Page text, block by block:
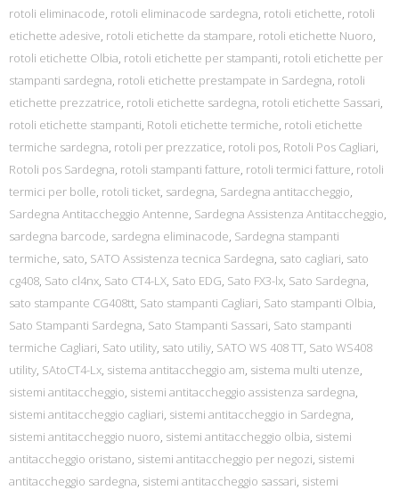
rotoli eliminacode, rotoli eliminacode sardegna, rotoli etichette, rotoli
etichette adesive, rotoli etichette da stampare, rotoli etichette Nuoro,
rotoli etichette Olbia, rotoli etichette per stampanti, rotoli etichette per
stampanti sardegna, rotoli etichette prestampate in Sardegna, rotoli
etichette prezzatrice, rotoli etichette sardegna, rotoli etichette Sassari,
rotoli etichette stampanti, Rotoli etichette termiche, rotoli etichette
termiche sardegna, rotoli per prezzatice, rotoli pos, Rotoli Pos Cagliari,
Rotoli pos Sardegna, rotoli stampanti fatture, rotoli termici fatture, rotoli
termici per bolle, rotoli ticket, sardegna, Sardegna antitaccheggio,
Sardegna Antitaccheggio Antenne, Sardegna Assistenza Antitaccheggio,
sardegna barcode, sardegna eliminacode, Sardegna stampanti
termiche, sato, SATO Assistenza tecnica Sardegna, sato cagliari, sato
cg408, Sato cl4nx, Sato CT4-LX, Sato EDG, Sato FX3-lx, Sato Sardegna,
sato stampante CG408tt, Sato stampanti Cagliari, Sato stampanti Olbia,
Sato Stampanti Sardegna, Sato Stampanti Sassari, Sato stampanti
termiche Cagliari, Sato utility, sato utiliy, SATO WS 408 TT, Sato WS408
utility, SAtoCT4-Lx, sistema antitaccheggio am, sistema multi utenze,
sistemi antitaccheggio, sistemi antitaccheggio assistenza sardegna,
sistemi antitaccheggio cagliari, sistemi antitaccheggio in Sardegna,
sistemi antitaccheggio nuoro, sistemi antitaccheggio olbia, sistemi
antitaccheggio oristano, sistemi antitaccheggio per negozi, sistemi
antitaccheggio sardegna, sistemi antitaccheggio sassari, sistemi